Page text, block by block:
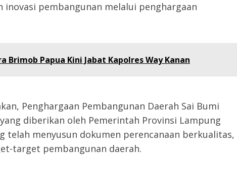
pembangunan melalui penghargaan
Brimob Papua Kini Jabat Kapolres Way Kanan
Penghargaan Pembangunan Daerah Sai Bumi
diberikan oleh Pemerintah Provinsi Lampung
telah menyusun dokumen perencanaan berkualitas,
target pembangunan daerah.